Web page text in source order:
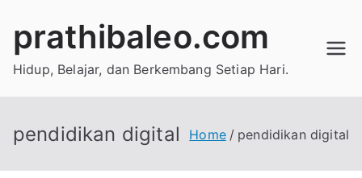
content
prathibaleo.com
Hidup, Belajar, dan Berkembang Setiap Hari.
pendidikan digital Home pendidikan digital